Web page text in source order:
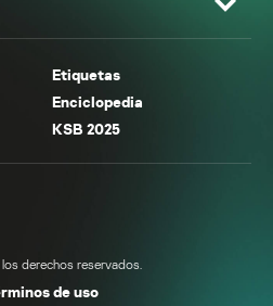
Etiquetas
Enciclopedia
KSB 2025
derechos reservados.
de uso